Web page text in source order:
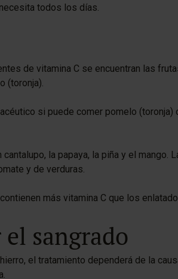
todos los días.
de vitamina C se encuentran las
(toronja).
si puede comer pomelo
la papaya, la piña y el mango.
y de verduras.
más vitamina C que los
sangrado
el tratamiento dependerá de la